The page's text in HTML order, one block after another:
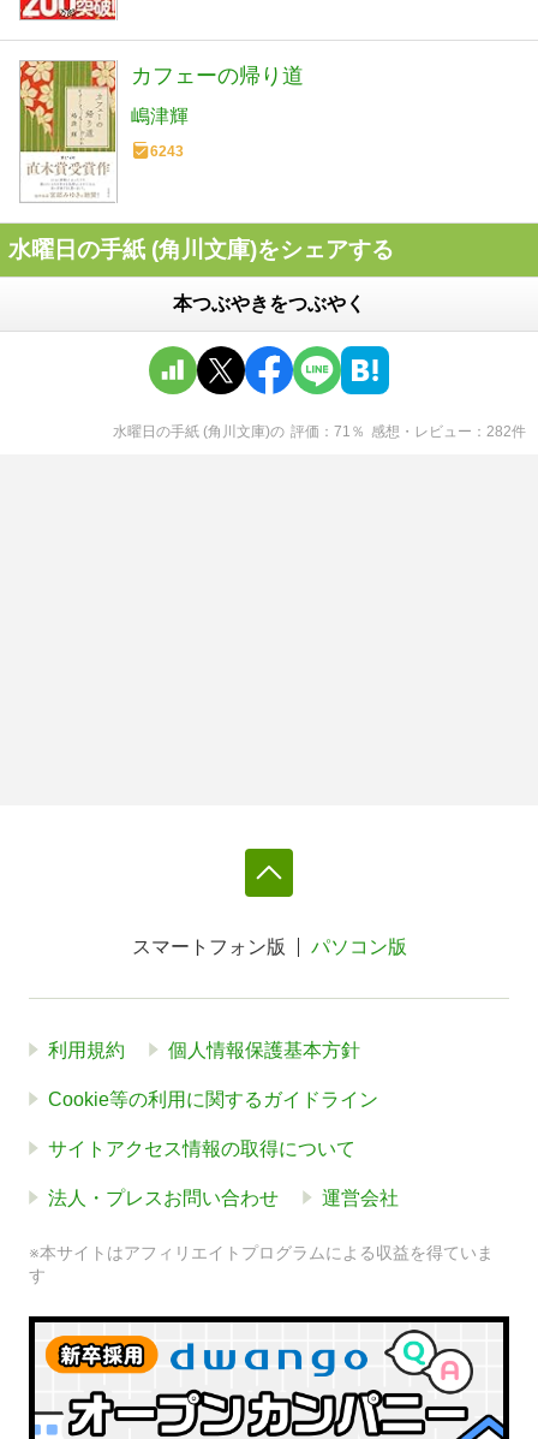
カフェーの帰り道
嶋津輝
6243
水曜日の手紙 (角川文庫)をシェアする
本つぶやきをつぶやく
水曜日の手紙 (角川文庫)の 評価 71 ％ 感想・レビュー 282件
スマートフォン版 パソコン版
利用規約 個人情報保護基本方針
Cookie等の利用に関するガイドライン
サイトアクセス情報の取得について
法人・プレスお問い合わせ 運営会社
※本サイトはアフィリエイトプログラムによる収益を得ていま
す